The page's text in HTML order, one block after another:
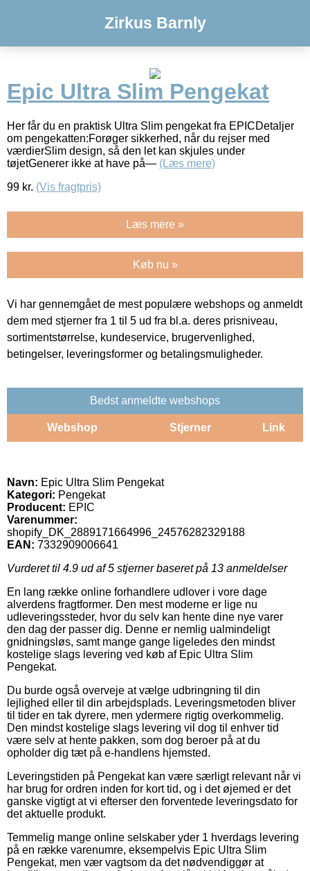
Zirkus Barnly
Epic Ultra Slim Pengekat
Her får du en praktisk Ultra Slim pengekat fra EPICDetaljer
om pengekatten:Forøger sikkerhed, når du rejser med
værdierSlim design, så den let kan skjules under
tøjetGenerer ikke at have på— (Læs mere)
99 kr. (Vis fragtpris)
Læs mere »
Køb nu »
Vi har gennemgået de mest populære webshops og anmeldt
dem med stjerner fra 1 til 5 ud fra bl.a. deres prisniveau,
sortimentstørrelse, kundeservice, brugervenlighed,
betingelser, leveringsformer og betalingsmuligheder.
Bedst anmeldte webshops
Webshop Stjerner Link
Navn: Epic Ultra Slim Pengekat
Kategori: Pengekat
Producent: EPIC
Varenummer:
shopify_DK_2889171664996_24576282329188
EAN: 7332909006641
Vurderet til 4.9 ud af 5 stjerner baseret på 13 anmeldelser
En lang række online forhandlere udlover i vore dage
alverdens fragtformer. Den mest moderne er lige nu
udleveringssteder, hvor du selv kan hente dine nye varer
den dag der passer dig. Denne er nemlig ualmindeligt
gnidningsløs, samt mange gange ligeledes den mindst
kostelige slags levering ved køb af Epic Ultra Slim
Pengekat.
Du burde også overveje at vælge udbringning til din
lejlighed eller til din arbejdsplads. Leveringsmetoden bliver
til tider en tak dyrere, men ydermere rigtig overkommelig.
Den mindst kostelige slags levering vil dog til enhver tid
være selv at hente pakken, som dog beroer på at du
opholder dig tæt på e-handlens hjemsted.
Leveringstiden på Pengekat kan være særligt relevant når vi
har brug for ordren inden for kort tid, og i det øjemed er det
ganske vigtigt at vi efterser den forventede leveringsdato for
det aktuelle produkt.
Temmelig mange online selskaber yder 1 hverdags levering
på en række varenumre, eksempelvis Epic Ultra Slim
Pengekat, men vær vagtsom da det nødvendiggør at